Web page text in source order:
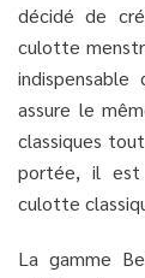
décidé de
culotte
indispensable
assure le
classiques
portée, il est
culotte
La gamme